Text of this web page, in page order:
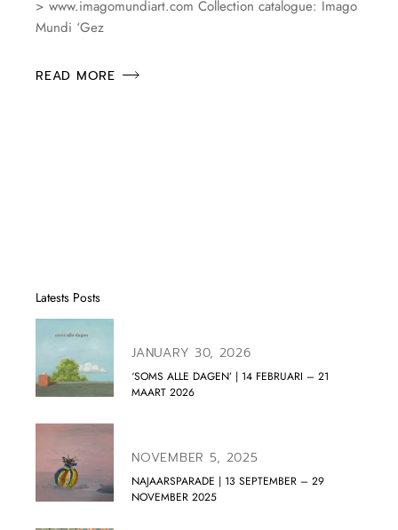
> www.imagomundiart.com Collection catalogue: Imago
Mundi ‘Gez
READ MORE
Latests Posts
JANUARY 30, 2026
‘SOMS ALLE DAGEN’ | 14 FEBRUARI – 21
MAART 2026
NOVEMBER 5, 2025
NAJAARSPARADE | 13 SEPTEMBER – 29
NOVEMBER 2025